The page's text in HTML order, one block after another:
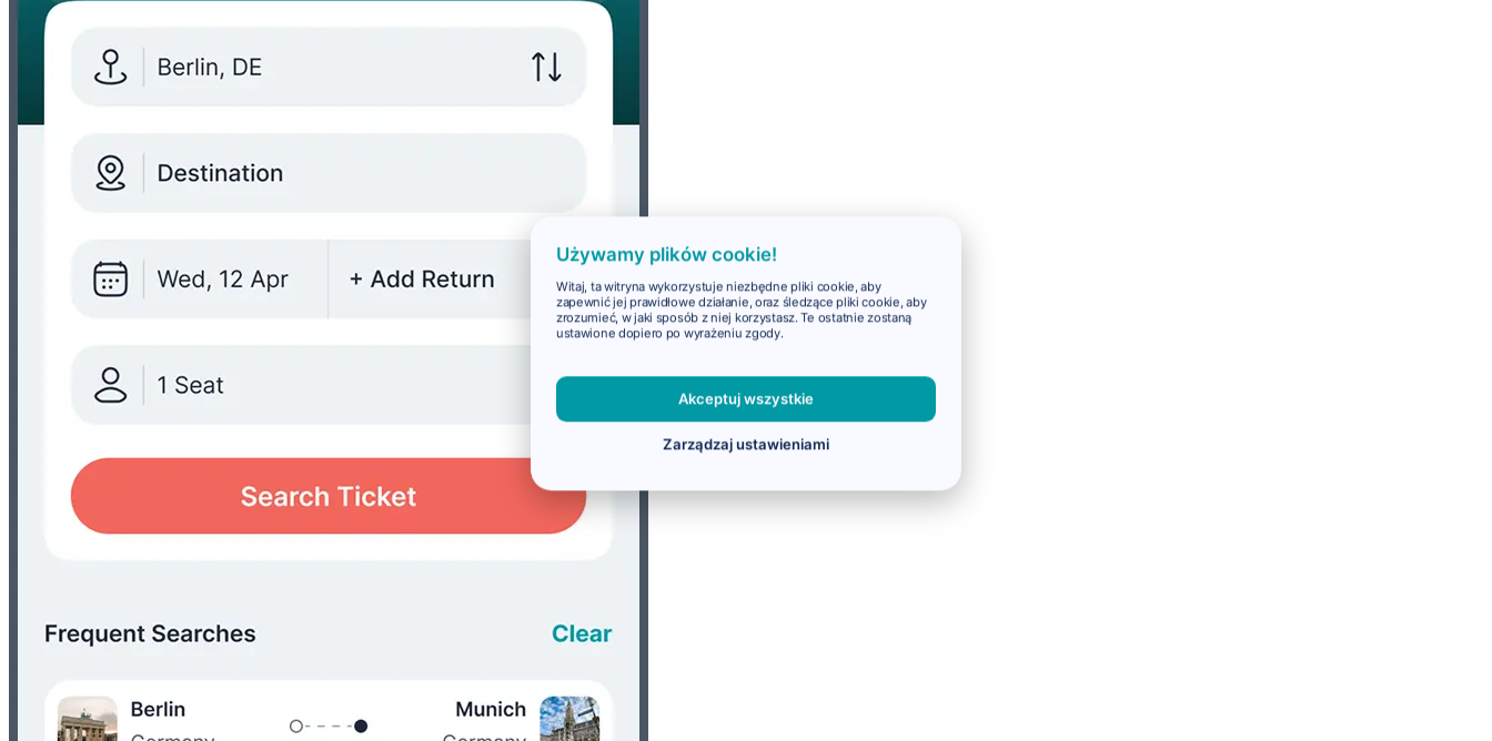
Używamy plików cookie!
Witaj, ta witryna wykorzystuje niezbędne pliki cookie, aby
zapewnić jej prawidłowe działanie, oraz śledzące pliki cookie, aby
zrozumieć, w jaki sposób z niej korzystasz. Te ostatnie zostaną
ustawione dopiero po wyrażeniu zgody.
Akceptuj wszystkie
Zarządzaj ustawieniami